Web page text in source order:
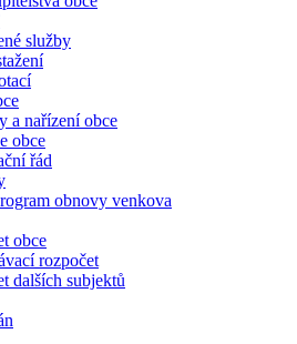
služby
a nařízení obce
obce
řád
obnovy venkova
obce
rozpočet
dalších subjektů